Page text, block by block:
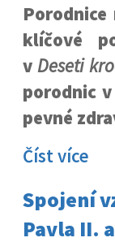
klíčové
vDeseti
porodnic
pevné
Číst více
Spojení
Pavla II.